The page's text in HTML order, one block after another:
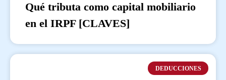
Qué tributa como capital mobiliario
en el IRPF [CLAVES]
DEDUCCIONES